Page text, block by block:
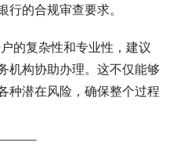
的合规审查要求。
的复杂性和专业性，建议
机构协助办理。这不仅能够
种潜在风险，确保整个过程